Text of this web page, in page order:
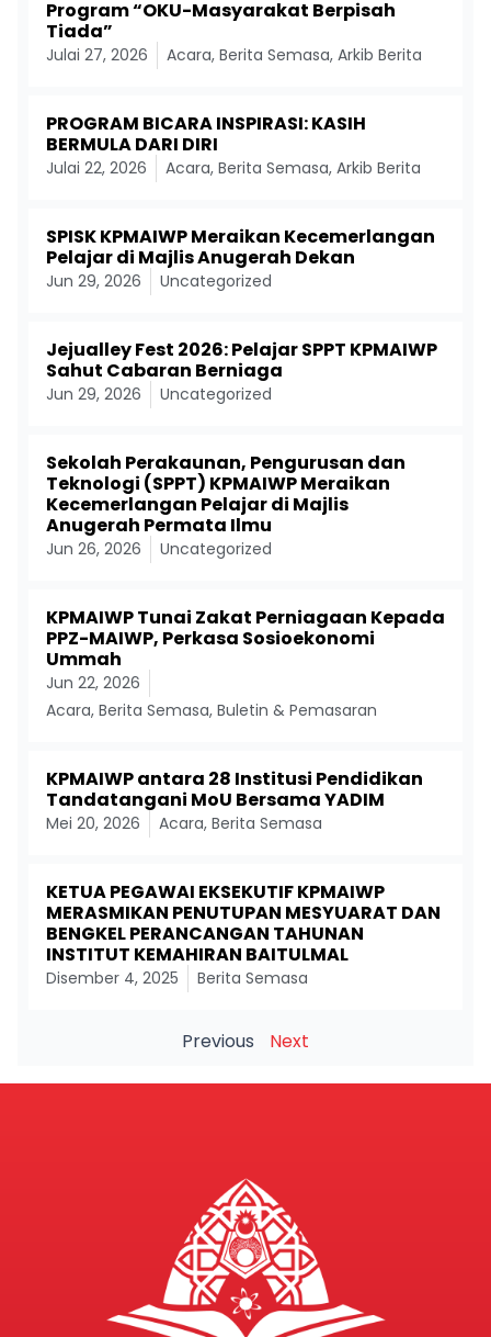
Program “OKU-Masyarakat Berpisah
Tiada”
Julai 27, 2026 Acara, Berita Semasa, Arkib Berita
PROGRAM BICARA INSPIRASI: KASIH
BERMULA DARI DIRI
Julai 22, 2026 Acara, Berita Semasa, Arkib Berita
SPISK KPMAIWP Meraikan Kecemerlangan
Pelajar di Majlis Anugerah Dekan
Jun 29, 2026 Uncategorized
Jejualley Fest 2026: Pelajar SPPT KPMAIWP
Sahut Cabaran Berniaga
Jun 29, 2026 Uncategorized
Sekolah Perakaunan, Pengurusan dan
Teknologi (SPPT) KPMAIWP Meraikan
Kecemerlangan Pelajar di Majlis
Anugerah Permata Ilmu
Jun 26, 2026 Uncategorized
KPMAIWP Tunai Zakat Perniagaan Kepada
PPZ-MAIWP, Perkasa Sosioekonomi
Ummah
Jun 22, 2026
Acara, Berita Semasa, Buletin & Pemasaran
KPMAIWP antara 28 Institusi Pendidikan
Tandatangani MoU Bersama YADIM
Mei 20, 2026 Acara, Berita Semasa
KETUA PEGAWAI EKSEKUTIF KPMAIWP
MERASMIKAN PENUTUPAN MESYUARAT DAN
BENGKEL PERANCANGAN TAHUNAN
INSTITUT KEMAHIRAN BAITULMAL
Disember 4, 2025 Berita Semasa
Previous Next